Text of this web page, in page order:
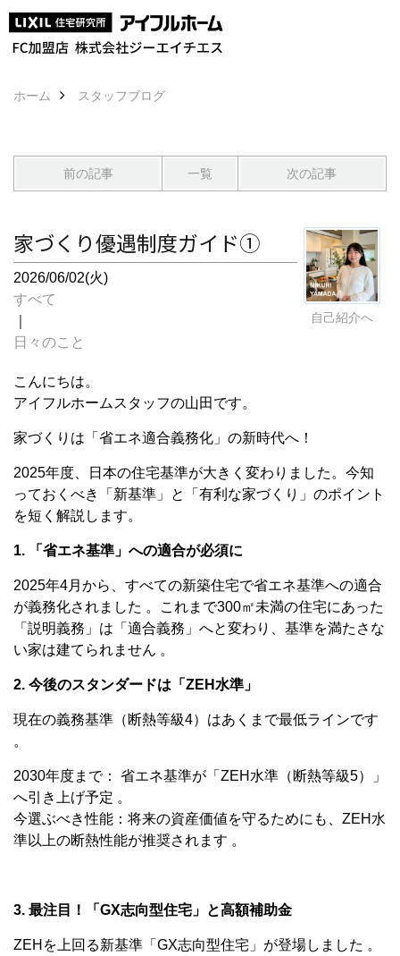
ホーム スタッフブログ
前の記事 一覧 次の記事
自己紹介へ
家づくり優遇制度ガイド①
2026/06/02(火)
すべて
日々のこと
こんにちは。
アイフルホームスタッフの山田です。
家づくりは「省エネ適合義務化」の新時代へ！
2025年度、日本の住宅基準が大きく変わりました。今知
っておくべき「新基準」と「有利な家づくり」のポイント
を短く解説します。
1. 「省エネ基準」への適合が必須に
2025年4月から、すべての新築住宅で省エネ基準への適合
が義務化されました 。これまで300㎡未満の住宅にあった
「説明義務」は「適合義務」へと変わり、基準を満たさな
い家は建てられません 。
2. 今後のスタンダードは「ZEH水準」
現在の義務基準（断熱等級4）はあくまで最低ラインです
。
2030年度まで： 省エネ基準が「ZEH水準（断熱等級5）」
へ引き上げ予定 。
今選ぶべき性能：将来の資産価値を守るためにも、ZEH水
準以上の断熱性能が推奨されます 。
3. 最注目！「GX志向型住宅」と高額補助金
ZEHを上回る新基準「GX志向型住宅」が登場しました 。